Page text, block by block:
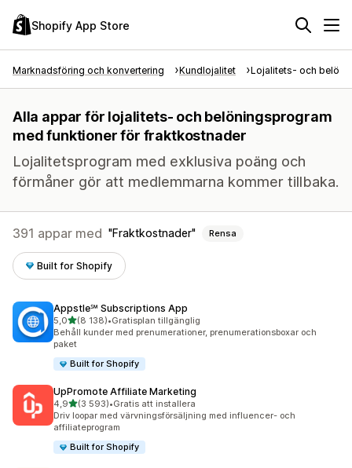
Shopify App Store
Marknadsföring och konvertering Kundlojalitet Lojalitets- och
Alla appar för lojalitets- och belöningsprogram
med funktioner för fraktkostnader
Lojalitetsprogram med exklusiva poäng och
förmåner gör att medlemmarna kommer tillbaka.
391 appar med Fraktkostnader Rensa
Built for Shopify
Appstle℠ Subscriptions App
5,0av 5 stjärnor
(8 138)
8138 recensioner totalt
•Gratisplan tillgänglig
Behåll kunder med prenumerationer, prenumerationsboxar och
paket
Built for Shopify
UpPromote Affiliate Marketing
4,9av 5 stjärnor
(3 593)
3593 recensioner totalt
•Gratis att installera
Driv loopar med värvningsförsäljning med influencer- och
affiliateprogram
Built for Shopify